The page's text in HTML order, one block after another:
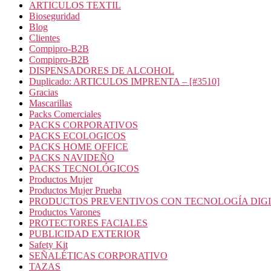
ARTICULOS TEXTIL
Bioseguridad
Blog
Clientes
Compipro-B2B
Compipro-B2B
DISPENSADORES DE ALCOHOL
Duplicado: ARTICULOS IMPRENTA – [#3510]
Gracias
Mascarillas
Packs Comerciales
PACKS CORPORATIVOS
PACKS ECOLOGICOS
PACKS HOME OFFICE
PACKS NAVIDEÑO
PACKS TECNOLÓGICOS
Productos Mujer
Productos Mujer Prueba
PRODUCTOS PREVENTIVOS CON TECNOLOGÍA
Productos Varones
PROTECTORES FACIALES
PUBLICIDAD EXTERIOR
Safety Kit
SEÑALÉTICAS CORPORATIVO
TAZAS